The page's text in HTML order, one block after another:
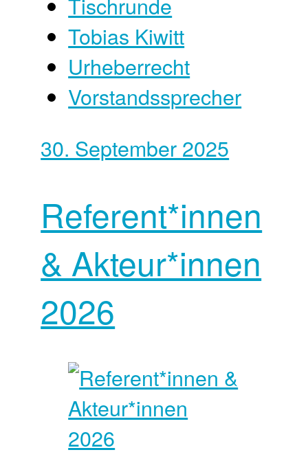
Tobias Kiwitt
Urheberrecht
Vorstandssprecher
30. September 2025
Referent*innen
& Akteur*innen
2026